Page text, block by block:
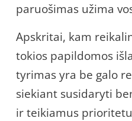
paruošimas užima
Apskritai, kam
tokios papildomos
tyrimas yra be galo
siekiant susidaryti
ir teikiamus